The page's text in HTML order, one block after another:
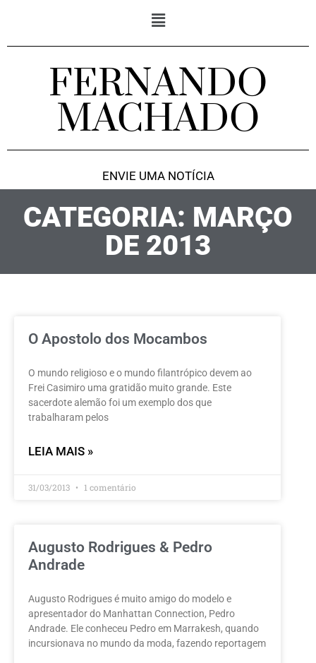
FERNANDO
MACHADO
ENVIE UMA NOTÍCIA
CATEGORIA: MARÇO
DE 2013
O Apostolo dos Mocambos
O mundo religioso e o mundo filantrópico devem ao
Frei Casimiro uma gratidão muito grande. Este
sacerdote alemão foi um exemplo dos que
trabalharam pelos
LEIA MAIS »
31/03/2013 1 comentário
Augusto Rodrigues & Pedro
Andrade
Augusto Rodrigues é muito amigo do modelo e
apresentador do Manhattan Connection, Pedro
Andrade. Ele conheceu Pedro em Marrakesh, quando
incursionava no mundo da moda, fazendo reportagem